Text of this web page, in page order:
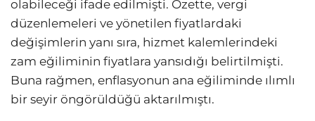
olabileceği ifade edilmişti. Özette, vergi
düzenlemeleri ve yönetilen fiyatlardaki
değişimlerin yanı sıra, hizmet kalemlerindeki
zam eğiliminin fiyatlara yansıdığı belirtilmişti.
Buna rağmen, enflasyonun ana eğiliminde ılımlı
bir seyir öngörüldüğü aktarılmıştı.